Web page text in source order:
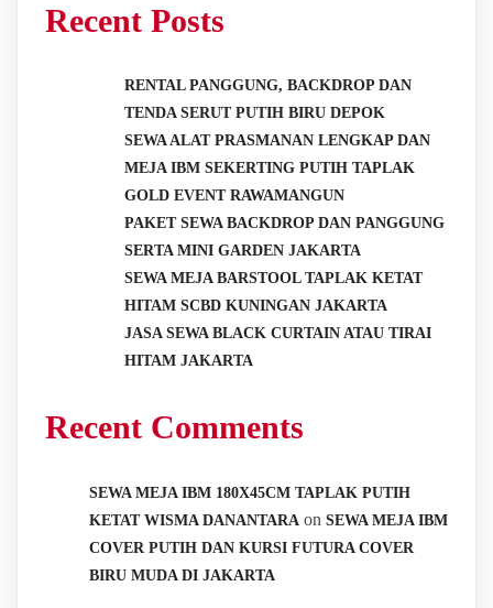
Recent Posts
RENTAL PANGGUNG, BACKDROP DAN
TENDA SERUT PUTIH BIRU DEPOK
SEWA ALAT PRASMANAN LENGKAP DAN
MEJA IBM SEKERTING PUTIH TAPLAK
GOLD EVENT RAWAMANGUN
PAKET SEWA BACKDROP DAN PANGGUNG
SERTA MINI GARDEN JAKARTA
SEWA MEJA BARSTOOL TAPLAK KETAT
HITAM SCBD KUNINGAN JAKARTA
JASA SEWA BLACK CURTAIN ATAU TIRAI
HITAM JAKARTA
Recent Comments
SEWA MEJA IBM 180X45CM TAPLAK PUTIH
KETAT WISMA DANANTARA on SEWA MEJA IBM
COVER PUTIH DAN KURSI FUTURA COVER
BIRU MUDA DI JAKARTA